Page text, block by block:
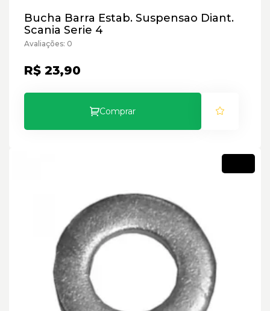
Bucha Barra Estab. Suspensao Diant.
Scania Serie 4
Avaliações: 0
R$ 23,90
Comprar